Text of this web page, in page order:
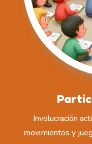
Involucración
movimientos y